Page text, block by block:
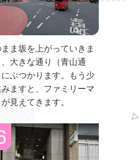
まま坂を上がっていきま
大きな通り（青山通
にぶつかります。もう少
みますと、ファミリーマ
見えてきます。